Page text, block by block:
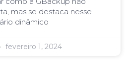
mas se destaca nesse
dinâmico
fevereiro 1, 2024